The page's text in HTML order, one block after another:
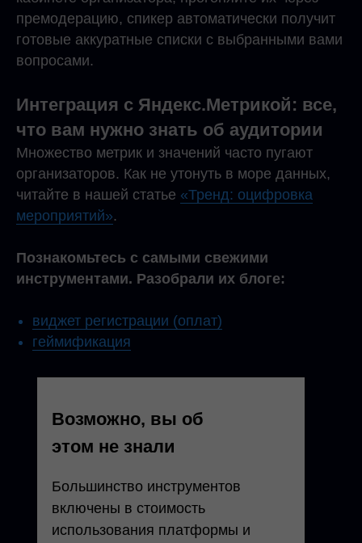
премодерацию, спикер автоматически получит
готовые аккуратные списки с выбранными вами
вопросами.
Интеграция с Яндекс.Метрикой: все,
что вам нужно знать об аудитории
Множество метрик и значений часто пугают
организаторов. Как не утонуть в море данных,
читайте в нашей статье «Тренд: оцифровка
мероприятий».
Познакомьтесь с самыми свежими
инструментами. Разобрали их блоге:
виджет регистрации (оплат)
геймификация
Большинство инструментов
включены в стоимость
использования платформы и
Возможно, вы об
этом не знали